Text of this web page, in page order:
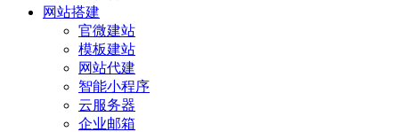
网站搭建
官微建站
模板建站
网站代建
智能小程序
云服务器
企业邮箱